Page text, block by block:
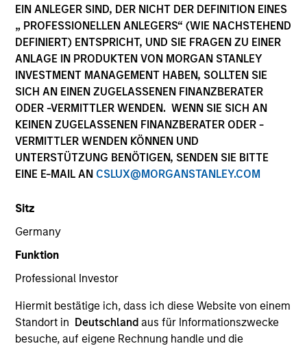
EIN ANLEGER SIND, DER NICHT DER DEFINITION EINES
„ PROFESSIONELLEN ANLEGERS“ (WIE NACHSTEHEND
DEFINIERT) ENTSPRICHT, UND SIE FRAGEN ZU EINER
ANLAGE IN PRODUKTEN VON MORGAN STANLEY
INVESTMENT MANAGEMENT HABEN, SOLLTEN SIE
SICH AN EINEN ZUGELASSENEN FINANZBERATER
ODER -VERMITTLER WENDEN. WENN SIE SICH AN
KEINEN ZUGELASSENEN FINANZBERATER ODER -
VERMITTLER WENDEN KÖNNEN UND
UNTERSTÜTZUNG BENÖTIGEN, SENDEN SIE BITTE
EINE E-MAIL AN CSLUX@MORGANSTANLEY.COM
Sitz
Germany
Funktion
Professional Investor
Hiermit bestätige ich, dass ich diese Website von einem
Standort in Deutschland aus für Informationszwecke
besuche, auf eigene Rechnung handle und die
Asset Class
US Equity
Quick Facts
Benchmark
Russell 3000® Growth Index
Related Product
Pooled Vehicle
Insights